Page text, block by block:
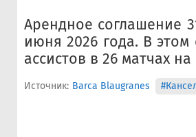
Арендное соглашение
июня 2026 года. В
ассистов в 26 матчах
Источник: Barca Blaugranes